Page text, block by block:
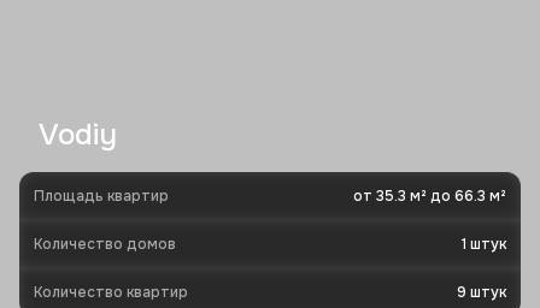
Vodiy
Площадь квартир от 35.3 м² до 66.3 м²
Количество домов 1 штук
Количество квартир 9 штук